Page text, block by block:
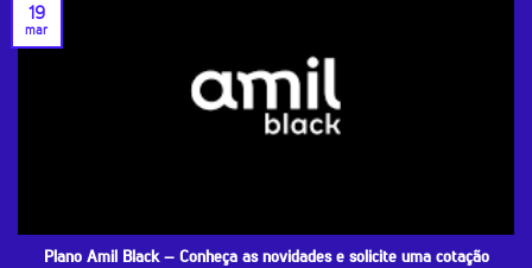
Plano Amil Black – Conheça as novidades e solicite uma cotação
19
mar